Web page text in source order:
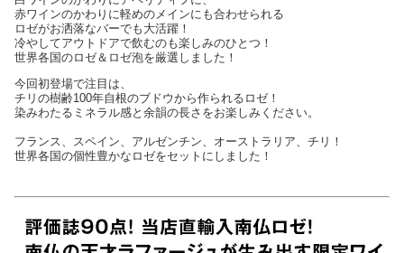
赤ワインのかわりに軽めのメインにも合わせられる
ロゼがお洒落なバーでも大活躍！
冷やしてアウトドアで飲むのも楽しみのひとつ！
世界各国のロゼ＆ロゼ泡を厳選しました！
今回初登場で注目は、
チリの樹齢100年自根のブドウから作られるロゼ！
染みわたるミネラル感と余韻の長さをお楽しみください。
フランス、スペイン、アルゼンチン、オーストラリア、チリ！
世界各国の個性豊かなロゼをセットにしました！